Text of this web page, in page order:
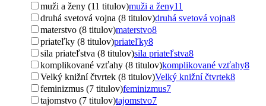
muži a ženy (11 titulov)muži a ženy11
druhá svetová vojna (8 titulov)druhá svetová vojna8
materstvo (8 titulov)materstvo8
priateľky (8 titulov)priateľky8
sila priateľstva (8 titulov)sila priateľstva8
komplikované vzťahy (8 titulov)komplikované vzťahy8
Velký knižní čtvrtek (8 titulov)Velký knižní čtvrtek8
feminizmus (7 titulov)feminizmus7
tajomstvo (7 titulov)tajomstvo7